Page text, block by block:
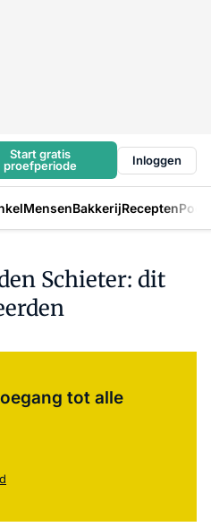
Start gratis
proefperiode
Inloggen
MensenBakkerijRecepten
Schieter: dit
tot alle